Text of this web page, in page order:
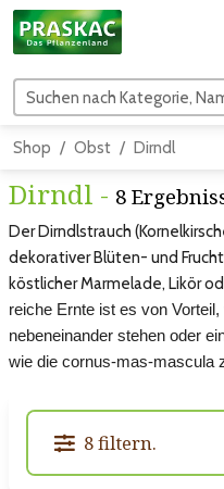
Shop Obst Dirndl
Dirndl - 8
Der Dirndlstrauch
dekorativer Blüten- und
köstlicher Marmelade, Likör
reiche Ernte ist es von
nebeneinander stehen oder
wie die cornus-mas-mascula
8 filtern.